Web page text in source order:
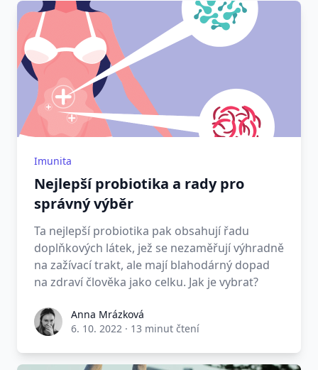
Imunita
Nejlepší probiotika a rady pro
správný výběr
Ta nejlepší probiotika pak obsahují řadu
doplňkových látek, jež se nezaměřují výhradně
na zažívací trakt, ale mají blahodárný dopad
na zdraví člověka jako celku. Jak je vybrat?
Anna Mrázková
6. 10. 2022 · 13 minut čtení